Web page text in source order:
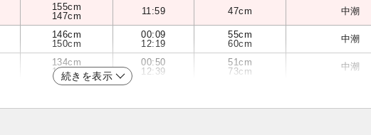
155cm
147cm
11:59 47cm 中潮
146cm
150cm
00:09
12:19
55cm
60cm
中潮
134cm
152cm
00:50
12:39
51cm
73cm
中潮
続きを表示